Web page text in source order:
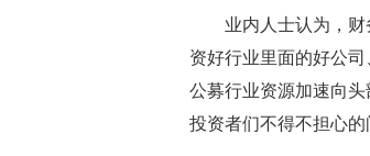
业内人士认为，
资好行业里面的好公
公募行业资源加速向
投资者们不得不担心的